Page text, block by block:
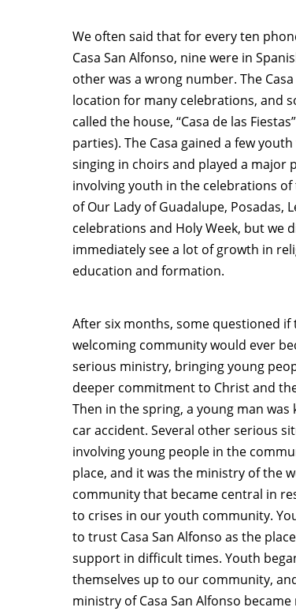
We often said that for every ten
Casa San Alfonso, nine were in
other was a wrong number. The
location for many celebrations, and
called the house, “Casa de las
parties). The Casa gained a few
singing in choirs and played a major
involving youth in the celebrations of
of Our Lady of Guadalupe, Posadas,
celebrations and Holy Week, but we
immediately see a lot of growth in
education and formation.
After six months, some questioned if
welcoming community would ever
serious ministry, bringing young
deeper commitment to Christ and
Then in the spring, a young man was
car accident. Several other serious
involving young people in the
place, and it was the ministry of the
community that became central in
to crises in our youth community.
to trust Casa San Alfonso as the
support in difficult times. Youth
themselves up to our community,
ministry of Casa San Alfonso